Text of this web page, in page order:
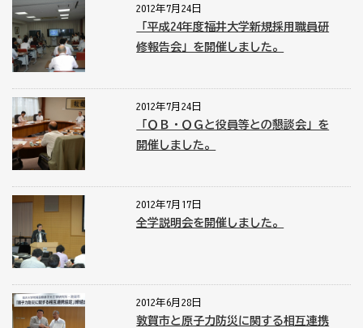
2012年7月24日
「平成24年度福井大学新規採用職員研
修報告会」を開催しました。
2012年7月24日
「ＯＢ・ＯＧと役員等との懇談会」を
開催しました。
2012年7月17日
全学説明会を開催しました。
2012年6月28日
敦賀市と原子力防災に関する相互連携